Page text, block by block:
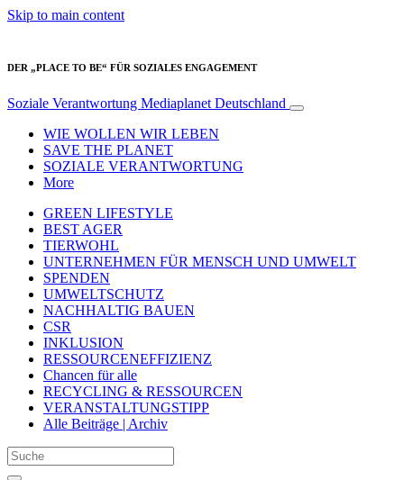
Skip to main content
DER „PLACE TO BE“ FÜR SOZIALES ENGAGEMENT
Soziale Verantwortung Mediaplanet Deutschland
WIE WOLLEN WIR LEBEN
SAVE THE PLANET
SOZIALE VERANTWORTUNG
More
GREEN LIFESTYLE
BEST AGER
TIERWOHL
UNTERNEHMEN FÜR MENSCH UND UMWELT
SPENDEN
UMWELTSCHUTZ
NACHHALTIG BAUEN
CSR
INKLUSION
RESSOURCENEFFIZIENZ
Chancen für alle
RECYCLING & RESSOURCEN
VERANSTALTUNGSTIPP
Alle Beiträge | Archiv